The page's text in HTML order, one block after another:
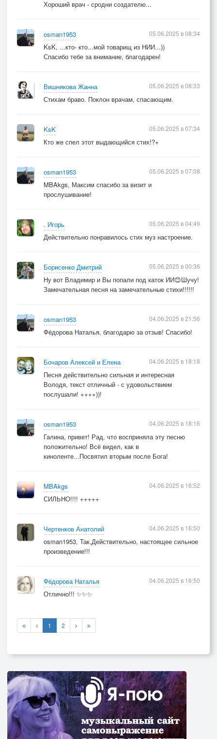
Хороший врач - сродни создателю...
osman1953
KsK, ...кто- кто...мой товарищ из НИИ...))
Спасибо тебе за внимание, благодарен!
05.06.2025 в 08:34
Вишнякова Жанна
Стихам браво. Поклон врачам, спасающим.
05.06.2025 в 08:33
KsK
Кто же спел этот выдающийся стих!?+
05.06.2025 в 07:34
osman1953
MBAkgs, Максим спасибо за визит и
прослушивание!
05.06.2025 в 07:08
. Игорь
Действительно понравилось стих муз настроение.
05.06.2025 в 04:49
Борисенко Дмитрий
Ну вот Владимир и Вы попали под каток ИИ😊Шучу!
Замечательная песня на замечательные стихи!!!!!!
05.06.2025 в 00:36
osman1953
Фёдорова Наталья, благодарю за отзыв! Спасибо!
04.06.2025 в 21:56
Бочаров Алексей и Елена
Песня действительно сильная и интересная
Володя, текст отличный - с удовольствием
послушали! ++++))!
04.06.2025 в 18:18
osman1953
Галина, привет! Рад, что восприняла эту песню
положительно! Всё видел, как в
киноленте...Посвятил вторым после Бога!
04.06.2025 в 18:16
MBAkgs
СИЛЬНО!!!! +++++
04.06.2025 в 16:52
Чертенков Анатолий
osman1953, Так,Действительно, настоящее сильное
произведение!!!
04.06.2025 в 16:50
Фёдорова Наталья
Отлично!!! ✨✨✨
04.06.2025 в 16:50
1 2